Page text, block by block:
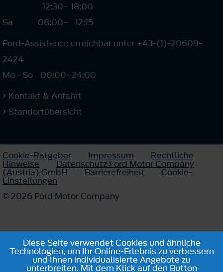
12:30- 18:00
Sa
08:00-
12:15
Ford-Assistance erreichbar unter +43-(1)-20609-
2424
Mo - So
00:00-24:00
Kontakt & Anfahrt
Standortübersicht
Cookie-Ratgeber Impressum Rechtliche
Hinweise Datenschutz Ford Motor Company
(Austria) GmbH Barrierefreiheit Cookie-
Einstellungen
© 2026 Ford Motor Company
Diese Seite verwendet Cookies und ähnliche
Technologien, um Ihr Online-Erlebnis zu verbessern
und Ihnen individualisierte Angebote zu
unterbreiten. Mit dem Klick auf den Button